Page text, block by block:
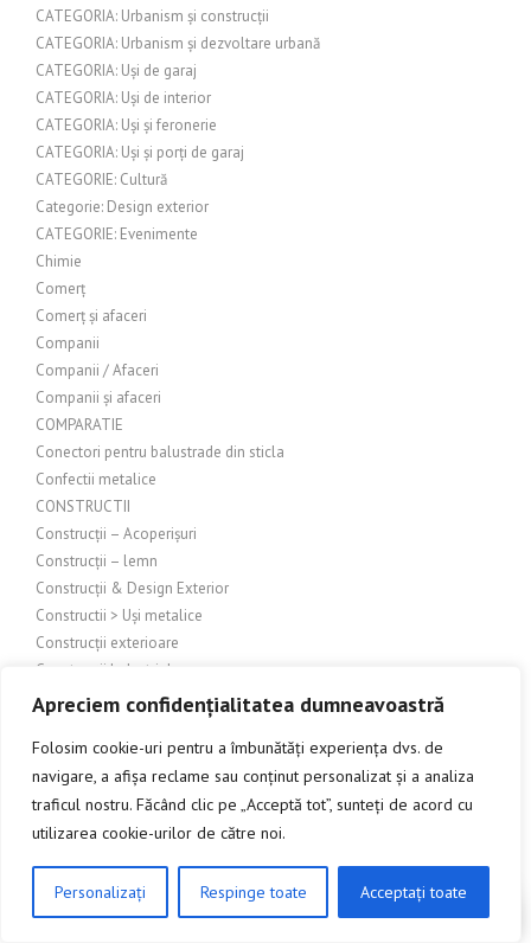
Apreciem confidențialitatea dumneavoastră
Folosim cookie-uri pentru a îmbunătăți experiența dvs. de
navigare, a afișa reclame sau conținut personalizat și a analiza
traficul nostru. Făcând clic pe „Acceptă tot”, sunteți de acord cu
utilizarea cookie-urilor de către noi.
Personalizați Respinge toate Acceptați toate
CATEGORIA: Urbanism și construcții
CATEGORIA: Urbanism și dezvoltare urbană
CATEGORIA: Uși de garaj
CATEGORIA: Uși de interior
CATEGORIA: Uși și feronerie
CATEGORIA: Uși și porți de garaj
CATEGORIE: Cultură
Categorie: Design exterior
CATEGORIE: Evenimente
Chimie
Comerț
Comerț și afaceri
Companii
Companii / Afaceri
Companii și afaceri
COMPARATIE
Conectori pentru balustrade din sticla
Confectii metalice
CONSTRUCTII
Construcții – Acoperișuri
Construcții – lemn
Construcții & Design Exterior
Constructii > Uși metalice
Construcții exterioare
Construcții Industriale
Constructii metalice
Constructii si amenajari – Sticla
Constructii si amenajari exterioare
Construcții și amenajări industriale
Constructii si amenajari interioare
Construcții și arhitectură
Constructii și bricolaj
CLICK AICI PENTRU A DISCUTA